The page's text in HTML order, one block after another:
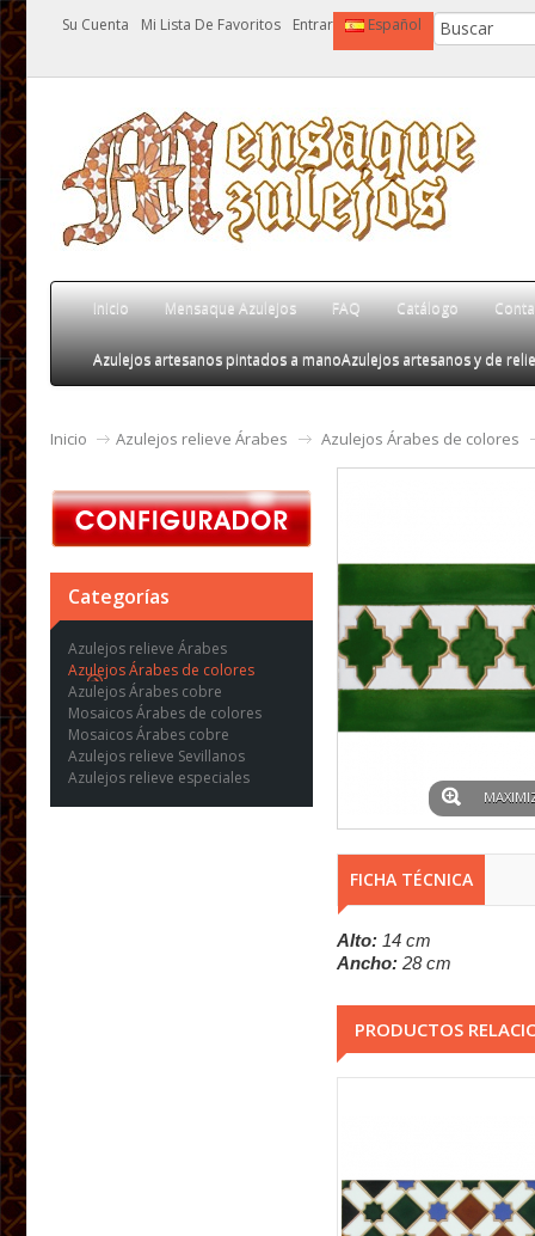
Su Cuenta Mi Lista De Favoritos Entrar Español
Inicio Mensaque Azulejos FAQ Catálogo
Azulejos artesanos pintados a manoAzulejos artesanos y de
Inicio Azulejos relieve Árabes Azulejos Árabes de colores
Categorías
Azulejos relieve Árabes
Azulejos Árabes de colores
Azulejos Árabes cobre
Mosaicos Árabes de colores
Mosaicos Árabes cobre
Azulejos relieve Sevillanos
Azulejos relieve especiales
FICHA TÉCNICA
Alto: 14 cm
Ancho: 28 cm
PRODUCTOS